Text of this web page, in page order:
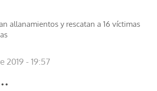
allanamientos y rescatan a 16 víctimas
2019 - 19:57